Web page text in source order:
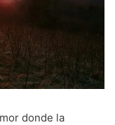
donde la